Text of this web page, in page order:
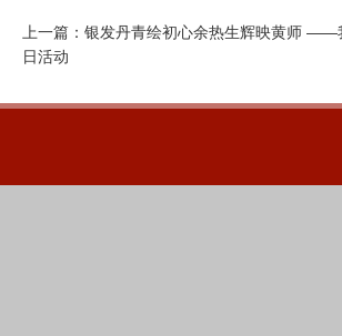
上一篇： 银发丹青绘初心余热生辉映黄师 ——
日活动